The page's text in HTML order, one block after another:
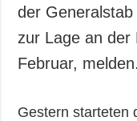
der
zur Lage an der
Februar, melden.
Gestern starteten